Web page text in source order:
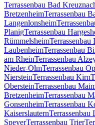
Terrassenbau Bad
BretzenheimTerrassenbau
Langenlonsheim
PlanigTerrassenbau
RümmelsheimTerrassenbau
LaubenheimTerrassenbau
am RheinTerrassenbau
Nieder-OlmTerrassenbau
NiersteinTerrassenbau Kirn
ObersteinTerrassenbau
BretzenheimTerrassenbau
GonsenheimTerrassenbau
KaiserslauternTerrassenbau
SpeyerTerrassenbau Trier